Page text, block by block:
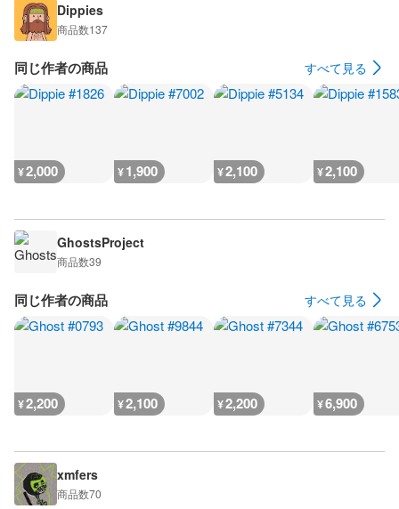
Dippies
商品数137
同じ作者の商品 すべて見る
¥2,000 ¥1,900 ¥2,100 ¥2,100
GhostsProject
商品数39
同じ作者の商品 すべて見る
¥2,200 ¥2,100 ¥2,200 ¥6,900
xmfers
商品数70